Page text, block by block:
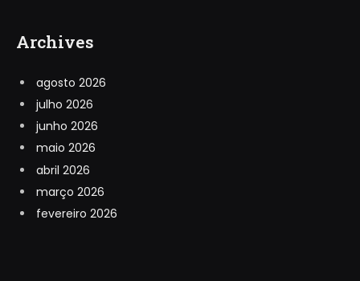
Archives
agosto 2026
julho 2026
junho 2026
maio 2026
abril 2026
março 2026
fevereiro 2026